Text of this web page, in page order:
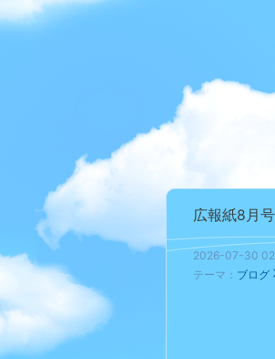
広報紙8月
2026-07-30
テーマ： ブログ